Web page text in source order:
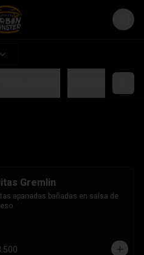
Login
Gremlin
apanadas bañadas en salsa de